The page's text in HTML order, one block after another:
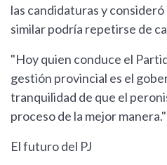
las candidaturas y
similar podría repetirse de
"Hoy quien conduce el
gestión provincial es el
tranquilidad de que el
proceso de la mejor manera."
El futuro del PJ